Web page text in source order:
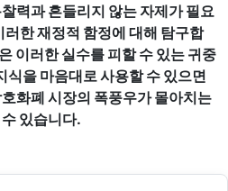
력과 흔들리지 않는 자제가 필요
한 재정적 함정에 대해 탐구합
러한 실수를 피할 수 있는 귀중
식을 마음대로 사용할 수 있으면
화폐 시장의 폭풍우가 몰아치는
있습니다.